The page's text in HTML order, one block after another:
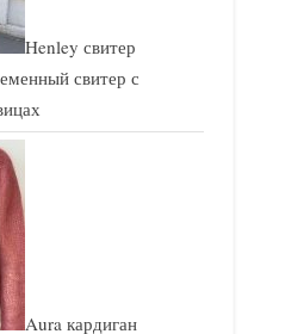
Henley свитер
свитер с
Aura кардиган